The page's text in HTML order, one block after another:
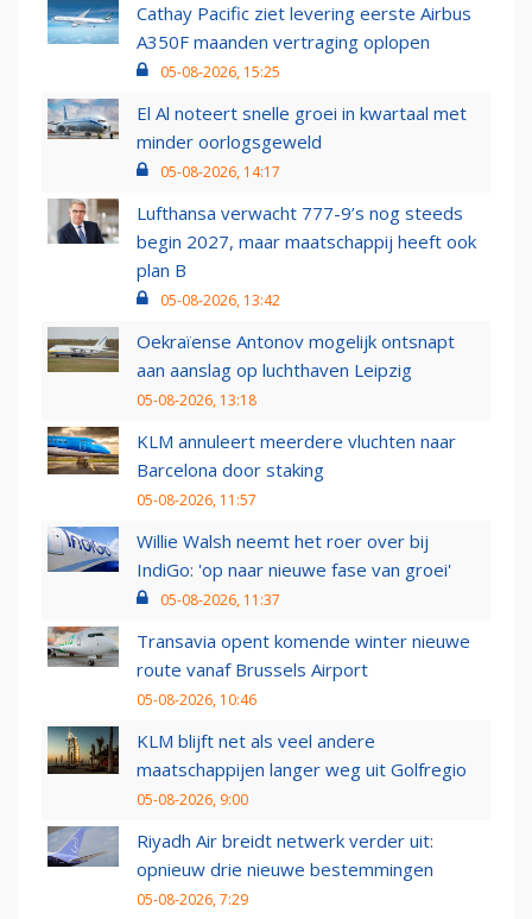
Cathay Pacific ziet levering eerste Airbus
A350F maanden vertraging oplopen
05-08-2026, 15:25
El Al noteert snelle groei in kwartaal met
minder oorlogsgeweld
05-08-2026, 14:17
Lufthansa verwacht 777-9’s nog steeds
begin 2027, maar maatschappij heeft ook
plan B
05-08-2026, 13:42
Oekraïense Antonov mogelijk ontsnapt
aan aanslag op luchthaven Leipzig
05-08-2026, 13:18
KLM annuleert meerdere vluchten naar
Barcelona door staking
05-08-2026, 11:57
Willie Walsh neemt het roer over bij
IndiGo: 'op naar nieuwe fase van groei'
05-08-2026, 11:37
Transavia opent komende winter nieuwe
route vanaf Brussels Airport
05-08-2026, 10:46
KLM blijft net als veel andere
maatschappijen langer weg uit Golfregio
05-08-2026, 9:00
Riyadh Air breidt netwerk verder uit:
opnieuw drie nieuwe bestemmingen
05-08-2026, 7:29